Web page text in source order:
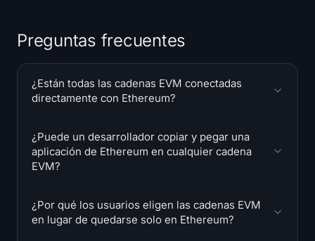
Preguntas frecuentes
¿Están todas las cadenas EVM conectadas
directamente con Ethereum?
¿Puede un desarrollador copiar y pegar una
aplicación de Ethereum en cualquier cadena
EVM?
¿Por qué los usuarios eligen las cadenas EVM
en lugar de quedarse solo en Ethereum?